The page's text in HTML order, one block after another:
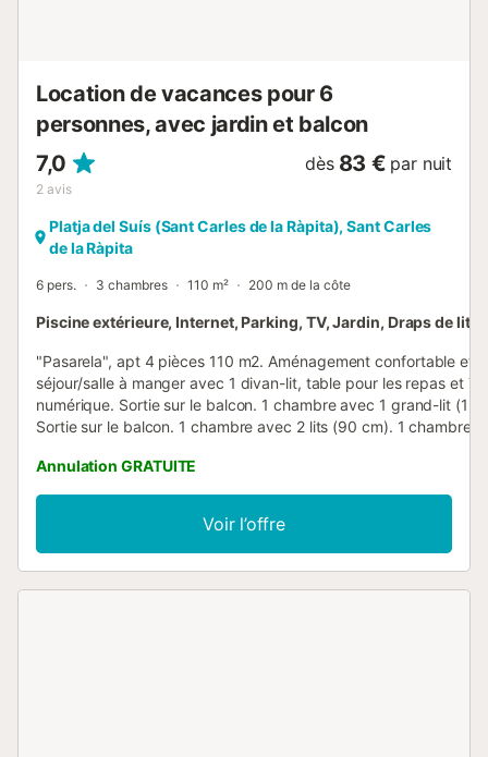
Location de vacances pour 6
personnes, avec jardin et balcon
7,0
2 avis
dès 83 € par nuit
Platja del Suís (Sant Carles de la Ràpita), Sant Carles
de la Ràpita
6 pers. 3 chambres 110 m² 200 m de la côte
Piscine extérieure, Internet, Parking, TV, Jardin, Draps de lit
"Pasarela", apt 4 pièces 110 m2. Aménagement confortable et
séjour/salle à manger avec 1 divan-lit, table pour les repas et
numérique. Sortie sur le balcon. 1 chambre avec 1 grand-lit
Sortie sur le balcon. 1 chambre avec 2 lits (90 cm). 1 chambre
ondes, cafetière électrique). Bain/bidet/WC, douche/WC. Pas de
chauffage. Vue sur la piscine. A disposition: lave-linge, fer à
sèche-cheveux. Internet (Connexion WIFI, gratuit).
Annulation GRATUITE
Voir l’offre